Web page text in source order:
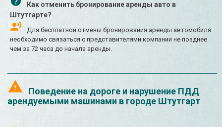
Как отменить бронирование аренды авто в
Штутгарте?
Для бесплатной отмены бронирования аренды автомобиля
необходимо связаться с представителями компании не позднее
чем за 72 часа до начала аренды.
Поведение на дороге и нарушение ПДД
арендуемыми машинами в городе Штутгарт